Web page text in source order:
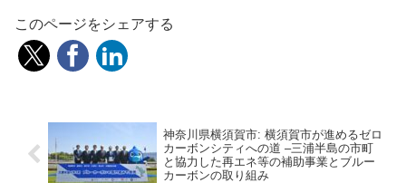
このページをシェアする
神奈川県横須賀市: 横須賀市が進めるゼロ
カーボンシティへの道 –三浦半島の市町
と協力した再エネ等の補助事業とブルー
カーボンの取り組み